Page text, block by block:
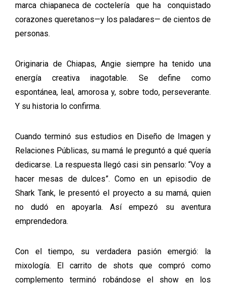
marca chiapaneca de coctelería que ha conquistado
corazones queretanos—y los paladares— de cientos de
personas.
Originaria de Chiapas, Angie siempre ha tenido una
energía creativa inagotable. Se define como
espontánea, leal, amorosa y, sobre todo, perseverante.
Y su historia lo confirma.
Cuando terminó sus estudios en Diseño de Imagen y
Relaciones Públicas, su mamá le preguntó a qué quería
dedicarse. La respuesta llegó casi sin pensarlo: “Voy a
hacer mesas de dulces”. Como en un episodio de
Shark Tank, le presentó el proyecto a su mamá, quien
no dudó en apoyarla. Así empezó su aventura
emprendedora.
Con el tiempo, su verdadera pasión emergió: la
mixología. El carrito de shots que compró como
complemento terminó robándose el show en los